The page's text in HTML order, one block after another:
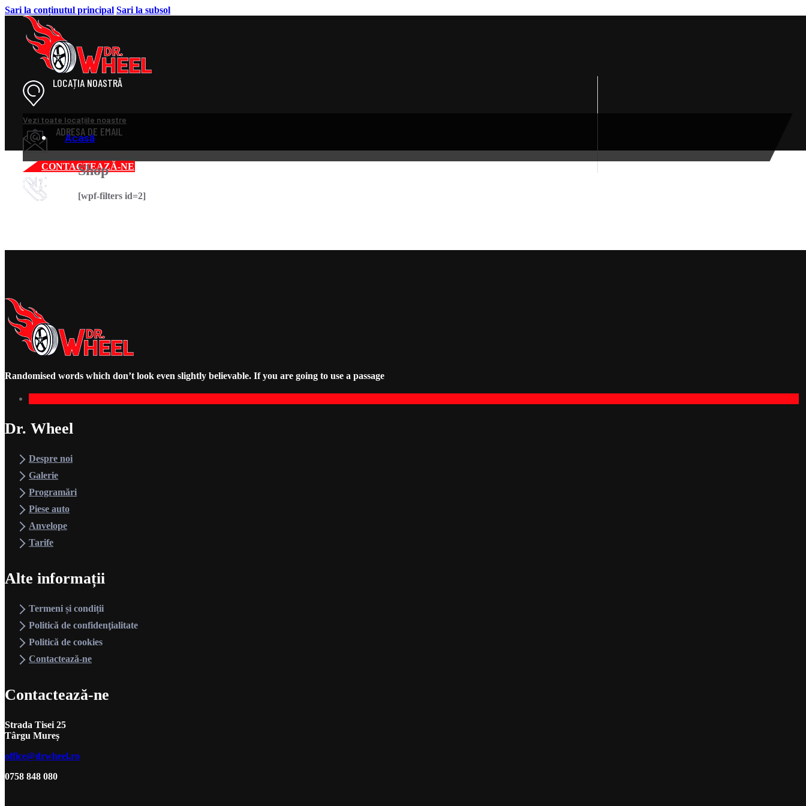
Sari la conținutul principal Sari la subsol
LOCAȚIA NOASTRĂ
Vezi toate locațiile noastre
ADRESA DE EMAIL
magazin4@drwheel.ro
NUMĂR DE TELEFON
Acasă
Piese Auto
Anvelope
Tarife
Cos
Acasă
Galerie
Programări
CONTACTEAZĂ-NE
Shop
[wpf-filters id=2]
Randomised words which don’t look even slightly believable. If you are going to use a passage
Dr. Wheel
Despre noi
Galerie
Programări
Piese auto
Anvelope
Tarife
Alte informații
Termeni și condiții
Politică de confidenţialitate
Politică de cookies
Contactează-ne
Contactează-ne
Strada Tisei 25
Târgu Mureș
office@drwheel.ro
0758 848 080